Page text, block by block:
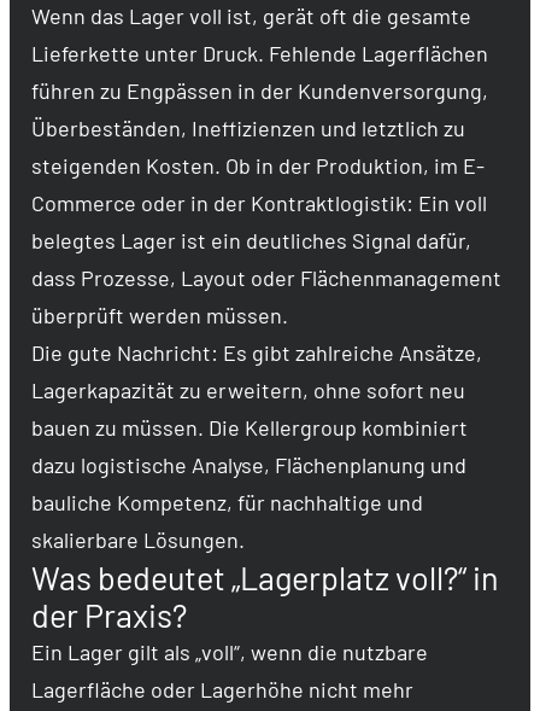
Wenn das Lager voll ist, gerät oft die gesamte
Lieferkette unter Druck. Fehlende Lagerflächen
führen zu Engpässen in der Kundenversorgung,
Überbeständen, Ineffizienzen und letztlich zu
steigenden Kosten. Ob in der Produktion, im E-
Commerce oder in der Kontraktlogistik: Ein voll
belegtes Lager ist ein deutliches Signal dafür,
dass Prozesse, Layout oder Flächenmanagement
überprüft werden müssen.
Die gute Nachricht: Es gibt zahlreiche Ansätze,
Lagerkapazität zu erweitern, ohne sofort neu
bauen zu müssen. Die Kellergroup kombiniert
dazu logistische Analyse, Flächenplanung und
bauliche Kompetenz, für nachhaltige und
skalierbare Lösungen.
Was bedeutet „Lagerplatz voll?“ in
der Praxis?
Ein Lager gilt als „voll“, wenn die nutzbare
Lagerfläche oder Lagerhöhe nicht mehr